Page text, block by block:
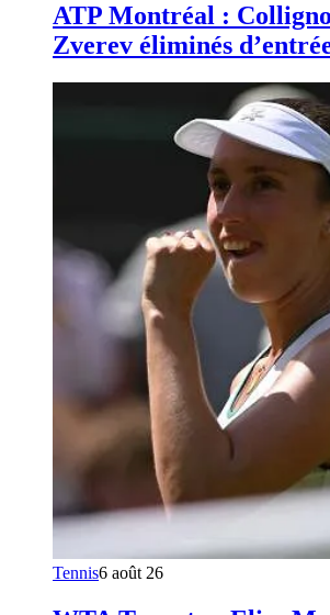
ATP Montréal :
Zverev éliminés
Tennis6 août 26